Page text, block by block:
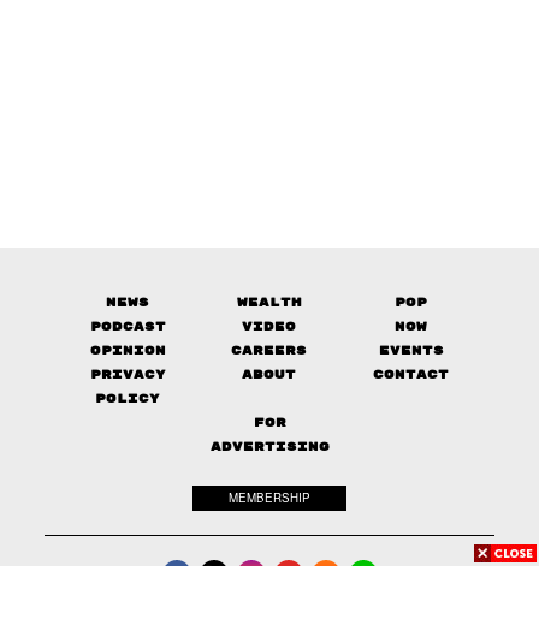
News Wealth
Pop
Podcast
Video
Now
Opinion
Careers
Events
Privacy
Policy
About Contact
FOR
ADVERTISING
MEMBERSHIP